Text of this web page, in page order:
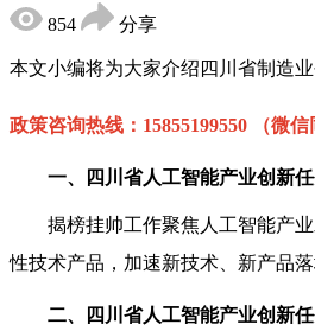
854
分享
本文小编将为大家介绍 四川省制造
政策咨询热线： 15855199550 （微
一、四川省人工智能产业创新任
揭榜挂帅工作聚焦人工智能产业
性技术产品，加速新技术、新产品落
二、四川省人工智能产业创新任